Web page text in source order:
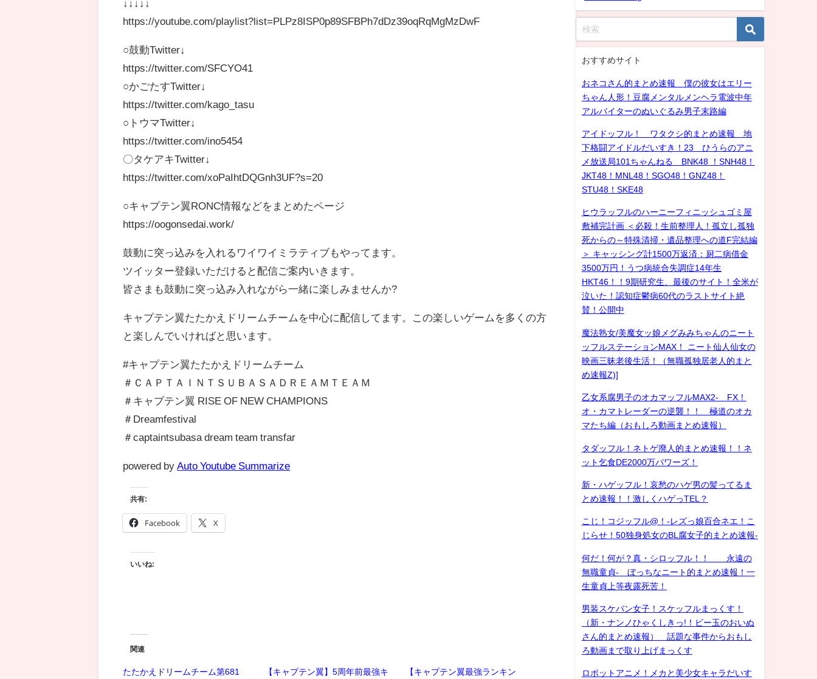
↓↓↓↓↓
https://youtube.com/playlist?list=PLPz8ISP0p89SFBPh7dDz39oqRqMgMzDwF
○鼓動Twitter↓
https://twitter.com/SFCYO41
○かごたすTwitter↓
https://twitter.com/kago_tasu
○トウマTwitter↓
https://twitter.com/ino5454
〇タケアキTwitter↓
https://twitter.com/xoPaIhtDQGnh3UF?s=20
○キャプテン翼RONC情報などをまとめたページ
https://oogonsedai.work/
鼓動に突っ込みを入れるワイワイミラティブもやってます。
ツイッター登録いただけると配信ご案内いきます。
皆さまも鼓動に突っ込み入れながら一緒に楽しみませんか?
キャプテン翼たたかえドリームチームを中心に配信してます。この楽しいゲームを多くの方
と楽しんでいければと思います。
#キャプテン翼たたかえドリームチーム
＃ＣＡＰＴＡＩＮＴＳＵＢＡＳＡＤＲＥＡＭＴＥＡＭ
＃キャプテン翼 RISE OF NEW CHAMPIONS
＃Dreamfestival
＃captaintsubasa dream team transfar
powered by Auto Youtube Summarize
共有:
Facebook X
いいね:
関連
たたかえドリームチーム第681
【キャプテン翼】5周年前最強キ
【キャプテン翼最強ランキン
おすすめサイト
おネコさん的まとめ速報 僕の彼女はエリー
ちゃん人形！豆腐メンタルメンヘラ電波中年
アルバイターのぬいぐるみ男子末路編
アイドッフル！ ワタクシ的まとめ速報 地
下格闘アイドルだいすき！23 ひうらのアニ
メ放送局101ちゃんねる BNK48 ！SNH48！
JKT48！MNL48！SGO48！GNZ48！
STU48！SKE48
ヒウラッフルのハーニーフィニッシュゴミ屋
敷補完計画 ＜必殺！生前整理人！孤立し孤独
死からの～特殊清掃・遺品整理への道F完結編
＞ キャッシング計1500万返済：厨二病借金
3500万円！うつ病統合失調症14年生
HKT46！！9期研究生、最後のサイト！全米が
泣いた！認知症鬱病60代のラストサイト絶
賛！公開中
魔法熟女/美魔女ッ娘メグみみちゃんのニート
ッフルステーションMAX！ ニート仙人仙女の
映画三昧老後生活！（無職孤独居老人的まと
め速報Z)]
乙女系腐男子のオカマッフルMAX2- FX！
オ・カマトレーダーの逆襲！！ 極道のオカ
マたち編（おもしろ動画まとめ速報）
タダッフル！ネトゲ廃人的まとめ速報！！ネ
ット乞食DE2000万パワーズ！
新・ハゲッフル！哀愁のハゲ男の髪ってるま
とめ速報！！激しくハゲっTEL？
こじ！コジッフル@！-レズっ娘百合ネエ！こ
じらせ！50独身処女のBL腐女子的まとめ速報-
何だ！何が？真・シロッフル！！ 永遠の
無職童貞- ぼっちなニート的まとめ速報！一
生童貞上等夜露死苦！
男装スケバン女子！スケッフルまっくす！
（新・ナンノひゃくしきっ!！ビー玉のおいぬ
さん的まとめ速報） 話題な事件からおもし
ろ動画まで取り上げまっくす
ロボットアニメ！メカと美少女キャラだいす